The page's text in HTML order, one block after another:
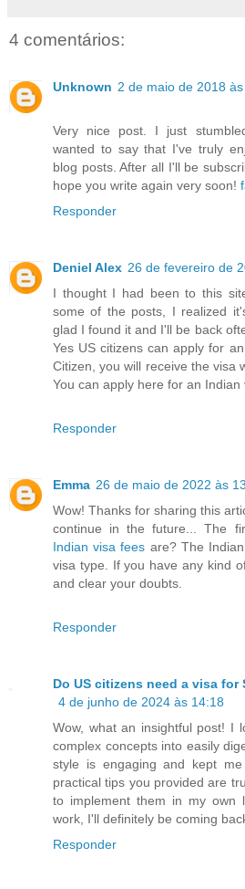
4 comentários:
Unknown 2 de maio de 2018
Very nice post. I just
wanted to say that I've truly
blog posts. After all I'll be
hope you write again very soon!
Responder
Deniel Alex 26 de fevereiro de
I thought I had been to this
some of the posts, I realized
glad I found it and I'll be back
Yes US citizens can apply for
Citizen, you will receive the visa
You can apply here for an Indian
Responder
Emma 26 de maio de 2022 às
Wow! Thanks for sharing this
continue in the future... The
Indian visa fees are? The
visa type. If you have any kind
and clear your doubts.
Responder
Do US citizens need a visa for
4 de junho de 2024 às 14:18
Wow, what an insightful post! I
complex concepts into easily
style is engaging and kept
practical tips you provided are
to implement them in my own
work, I'll definitely be coming
Responder